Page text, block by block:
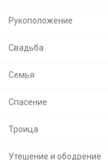
Рукоположение
Свадьба
Семья
Спасение
Троица
Утешение и ободрение